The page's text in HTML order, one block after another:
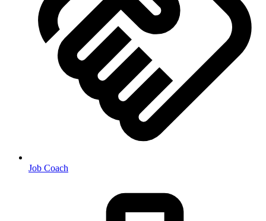
Job Coach